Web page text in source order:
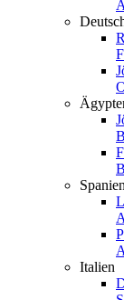
Spanien
Italien